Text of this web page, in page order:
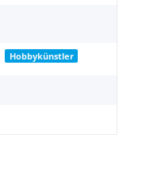
Hobbykünstler